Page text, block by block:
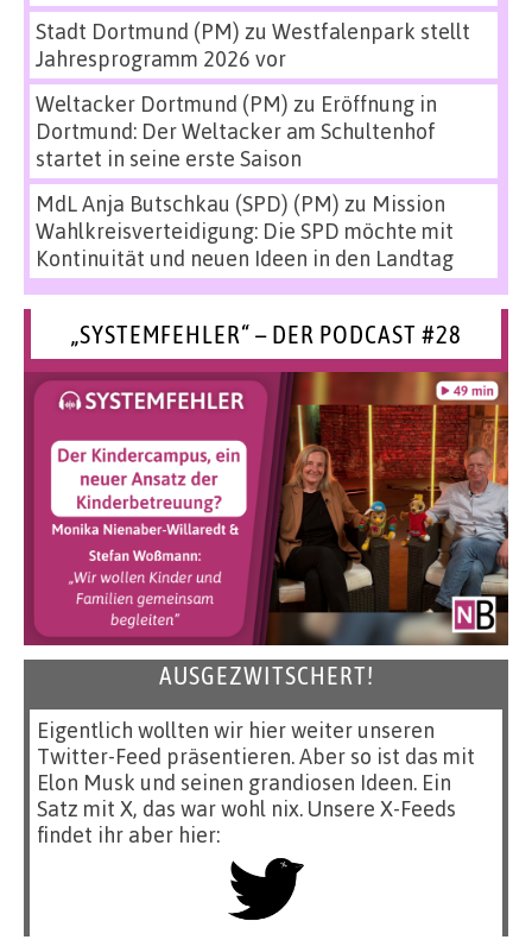
Stadt Dortmund (PM) zu Westfalenpark stellt
Jahresprogramm 2026 vor
Weltacker Dortmund (PM) zu Eröffnung in
Dortmund: Der Weltacker am Schultenhof
startet in seine erste Saison
MdL Anja Butschkau (SPD) (PM) zu Mission
Wahlkreisverteidigung: Die SPD möchte mit
Kontinuität und neuen Ideen in den Landtag
„SYSTEMFEHLER“ – DER PODCAST #28
AUSGEZWITSCHERT!
Eigentlich wollten wir hier weiter unseren
Twitter-Feed präsentieren. Aber so ist das mit
Elon Musk und seinen grandiosen Ideen. Ein
Satz mit X, das war wohl nix. Unsere X-Feeds
findet ihr aber hier: